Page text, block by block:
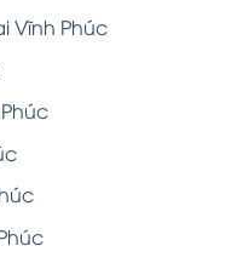
Vĩnh Phúc